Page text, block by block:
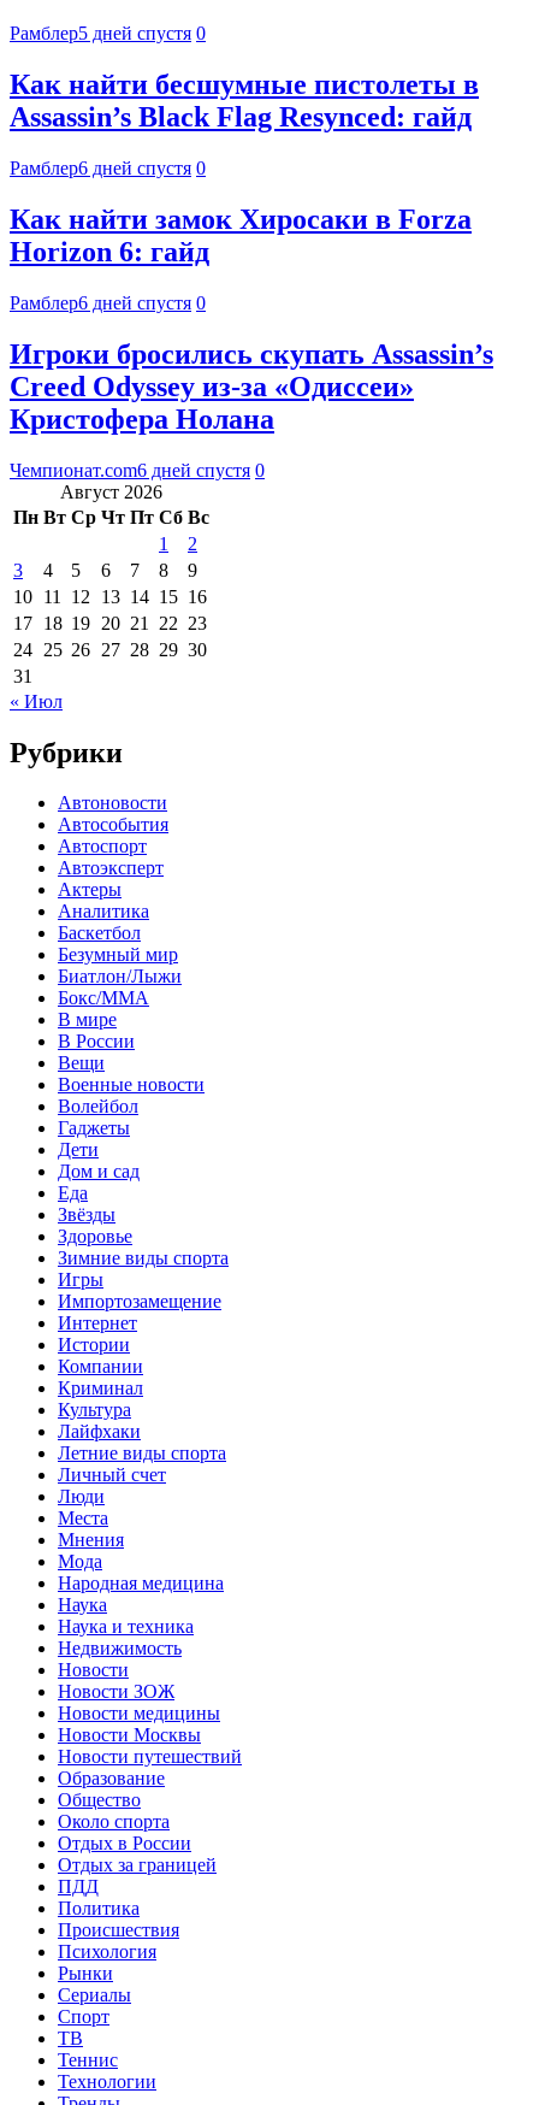
Рамблер5 дней спустя 0
Как найти бесшумные пистолеты в
Assassin’s Black Flag Resynced: гайд
Рамблер6 дней спустя 0
Как найти замок Хиросаки в Forza
Horizon 6: гайд
Рамблер6 дней спустя 0
Игроки бросились скупать Assassin’s
Creed Odyssey из-за «Одиссеи»
Кристофера Нолана
Чемпионат.com6 дней спустя 0
Август 2026
Пн Вт Ср Чт Пт Сб Вс
1
2
3
4 5 6 7 8
9
10 11 12 13 14 15 16
17 18 19 20 21 22 23
24 25 26 27 28 29 30
31
« Июл
Рубрики
Автоновости
Автособытия
Автоспорт
Автоэксперт
Актеры
Аналитика
Баскетбол
Безумный мир
Биатлон/Лыжи
Бокс/MMA
В мире
В России
Вещи
Военные новости
Волейбол
Гаджеты
Дети
Дом и сад
Еда
Звёзды
Здоровье
Зимние виды спорта
Игры
Импортозамещение
Интернет
Истории
Компании
Криминал
Культура
Лайфхаки
Летние виды спорта
Личный счет
Люди
Места
Мнения
Мода
Народная медицина
Наука
Наука и техника
Недвижимость
Новости
Новости ЗОЖ
Новости медицины
Новости Москвы
Новости путешествий
Образование
Общество
Около спорта
Отдых в России
Отдых за границей
ПДД
Политика
Происшествия
Психология
Рынки
Сериалы
Спорт
ТВ
Теннис
Технологии